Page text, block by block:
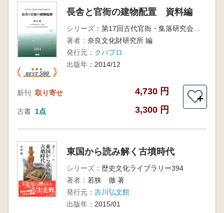
長舎と官衙の建物配置 資料編
シリーズ：
第17回古代官衙・集落研究会報告書
著者： 奈良文化財研究所 編
発行元： クバプロ
出版年： 2014/12
新刊 取り寄せ 4,730 円
古書 1点 3,300 円
＋
東国から読み解く古墳時代
シリーズ： 歴史文化ライブラリー394
著者： 若狭 徹 著
発行元： 吉川弘文館
出版年： 2015/01